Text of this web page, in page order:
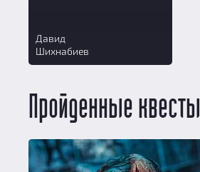
Давид
Шихнабиев
Пройденные квесты